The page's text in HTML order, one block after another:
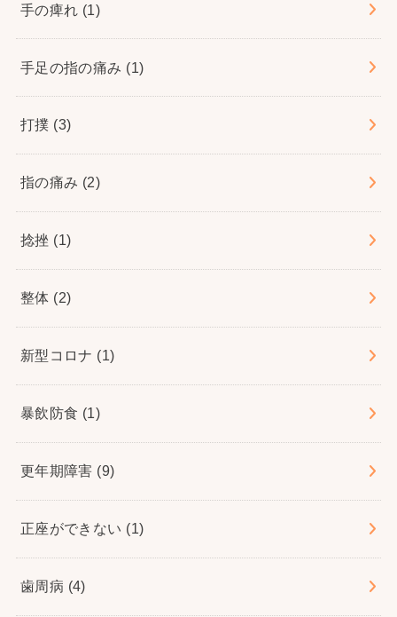
手の痺れ (1)
手足の指の痛み (1)
打撲 (3)
指の痛み (2)
捻挫 (1)
整体 (2)
新型コロナ (1)
暴飲防食 (1)
更年期障害 (9)
正座ができない (1)
歯周病 (4)